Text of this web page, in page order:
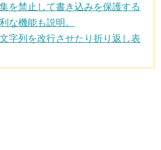
を禁止して書き込みを保護する
な機能も説明。
字列を改行させたり折り返し表